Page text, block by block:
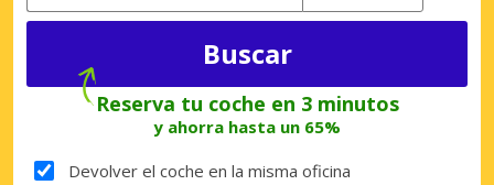
Reserva tu coche en 3 minutos
y ahorra hasta un 65%
Devolver el coche en la misma oficina